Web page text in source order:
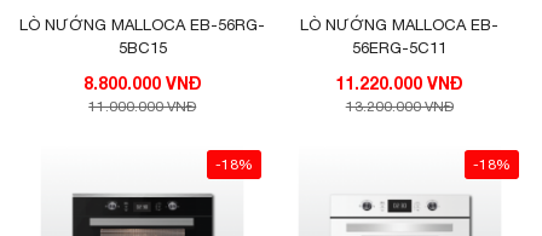
LÒ NƯỚNG MALLOCA EB-56RG-
5BC15
8.800.000 VNĐ
11.000.000 VNĐ
LÒ NƯỚNG MALLOCA EB-
56ERG-5C11
11.220.000 VNĐ
13.200.000 VNĐ
-18% -18%